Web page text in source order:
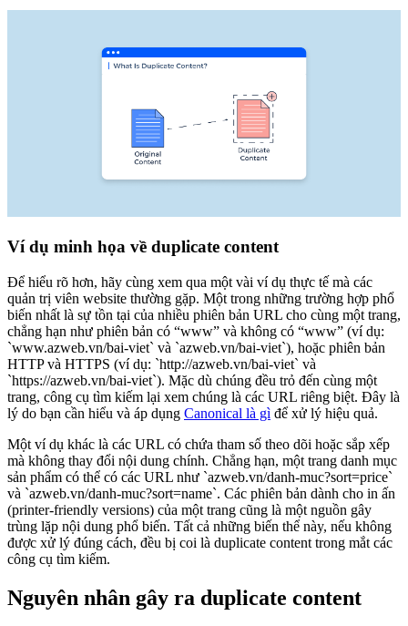
Ví dụ minh họa về duplicate content
Để hiểu rõ hơn, hãy cùng xem qua một vài ví dụ thực tế mà các
quản trị viên website thường gặp. Một trong những trường hợp phổ
biến nhất là sự tồn tại của nhiều phiên bản URL cho cùng một trang,
chẳng hạn như phiên bản có “www” và không có “www” (ví dụ:
`www.azweb.vn/bai-viet` và `azweb.vn/bai-viet`), hoặc phiên bản
HTTP và HTTPS (ví dụ: `http://azweb.vn/bai-viet` và
`https://azweb.vn/bai-viet`). Mặc dù chúng đều trỏ đến cùng một
trang, công cụ tìm kiếm lại xem chúng là các URL riêng biệt. Đây là
lý do bạn cần hiểu và áp dụng Canonical là gì để xử lý hiệu quả.
Một ví dụ khác là các URL có chứa tham số theo dõi hoặc sắp xếp
mà không thay đổi nội dung chính. Chẳng hạn, một trang danh mục
sản phẩm có thể có các URL như `azweb.vn/danh-muc?sort=price`
và `azweb.vn/danh-muc?sort=name`. Các phiên bản dành cho in ấn
(printer-friendly versions) của một trang cũng là một nguồn gây
trùng lặp nội dung phổ biến. Tất cả những biến thể này, nếu không
được xử lý đúng cách, đều bị coi là duplicate content trong mắt các
công cụ tìm kiếm.
Nguyên nhân gây ra duplicate content